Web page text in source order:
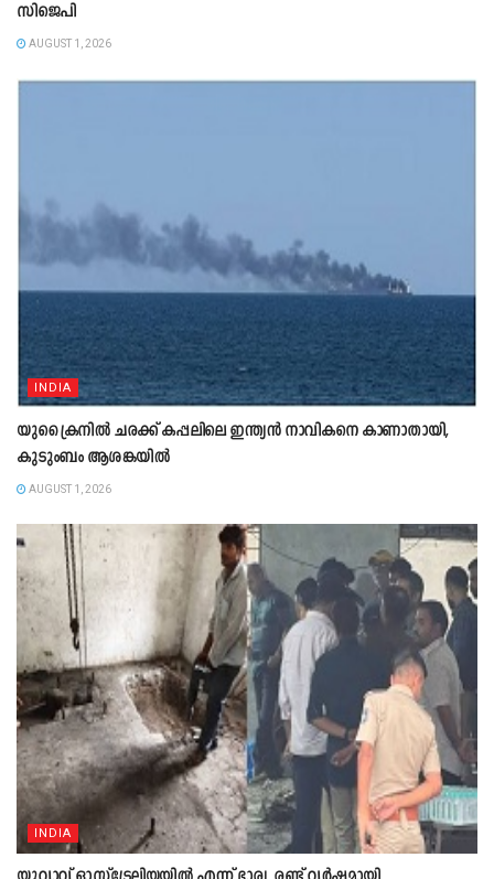
സിജെപി
AUGUST 1, 2026
INDIA
യുക്രൈനിൽ ചരക്ക് കപ്പലിലെ ഇന്ത്യൻ നാവികനെ കാണാതായി,
കുടുംബം ആശങ്കയിൽ
AUGUST 1, 2026
INDIA